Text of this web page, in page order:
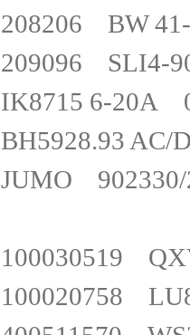
208206
209096
IK8715 6-
BH5928.93
JUMO
100030519
100020758